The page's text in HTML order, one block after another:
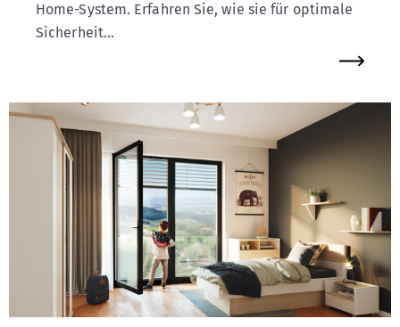
Home-System. Erfahren Sie, wie sie für optimale
Sicherheit...